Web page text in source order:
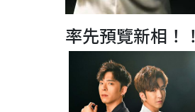
率先預覽新相！！